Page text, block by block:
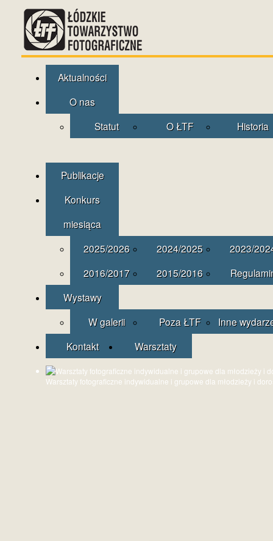
Aktualności
O nas
Statut
O ŁTF Historia
Publikacje
Konkurs
miesiąca
2025/2026
2024/2025
2023/
2016/2017
2015/2016
Wystawy
W galerii
Poza ŁTF
Inne
Kontakt
Warsztaty
Warsztaty fotograficzne indywidualne i grupowe dla młodzieży i